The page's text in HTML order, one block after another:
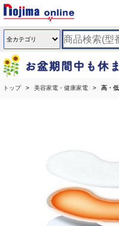
トップ 美容家電・健康家電 高・